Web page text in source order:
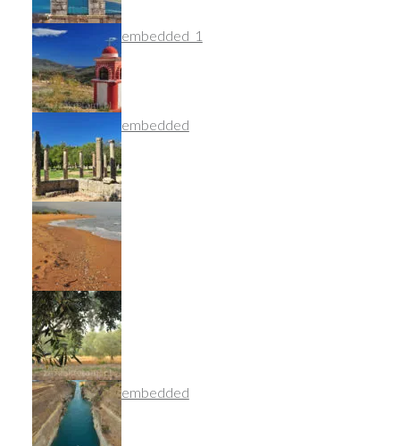
dsc_9364_nef_embedded_1
dsc_9269_nef_embedded
olimpia2_01
plaza_01
dsc_9463_nef_embedded